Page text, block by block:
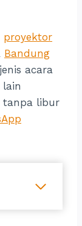
proyektor
Bandung
acara
lain
tanpa libur